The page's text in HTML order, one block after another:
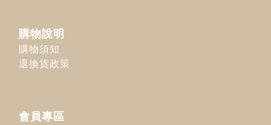
購物說明
購物須知
退換貨政策
會員專區